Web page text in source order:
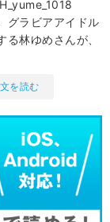
グラビアアイドル
る林ゆめさんが、
を読む